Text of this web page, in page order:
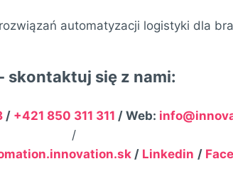
automatyzacji logistyki dla
skontaktuj się z nami:
/ +421 850 311 311 / Web:
/
/ Linkedin /